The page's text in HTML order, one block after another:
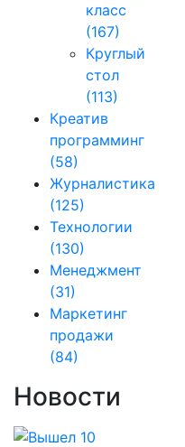
класс
(167)
Круглый
стол
(113)
Креатив
программинг
(58)
Журналистика
(125)
Технологии
(130)
Менеджмент
(31)
Маркетинг
продажи
(84)
Новости